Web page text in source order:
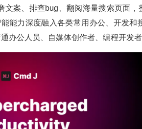
案、排查bug、翻阅海量搜索页面，
能力深度融入各类常用办公、开发和
办公人员、自媒体创作者、编程开发者